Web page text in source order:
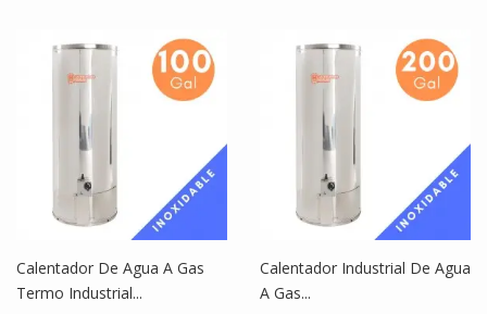
Calentador De Agua A Gas
Termo Industrial...
Calentador Industrial De Agua
A Gas...